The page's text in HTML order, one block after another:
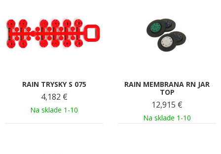
RAIN TRYSKY S 075
4,182 €
Na sklade 1-10
RAIN MEMBRANA RN JAR
TOP
12,915 €
Na sklade 1-10